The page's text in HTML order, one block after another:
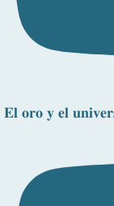
𝐄𝐥 𝐨𝐫𝐨 𝐲 𝐞𝐥